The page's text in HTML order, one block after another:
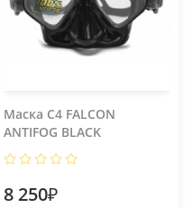
Маска C4 FALCON
ANTIFOG BLACK
8 250₽